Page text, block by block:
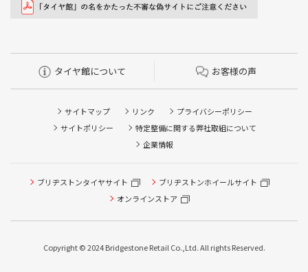
タイヤ館について お客様の声
サイトマップ リンク
プライバシーポリシー
サイトポリシー
特定整備に関する弊社取組について
企業情報
ブリヂストンタイヤサイト
ブリヂストンホイールサイト
オンラインストア
Copyright © 2024 Bridgestone Retail Co.,Ltd. All rights Reserved.